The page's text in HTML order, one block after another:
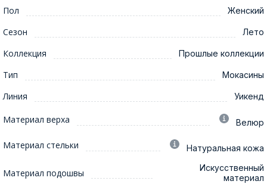
Пол Женский
Сезон Лето
Коллекция Прошлые коллекции
Тип Мокасины
Линия Уикенд
Материал верха Велюр
Материал стельки Натуральная кожа
Материал подошвы
Искусственный
материал